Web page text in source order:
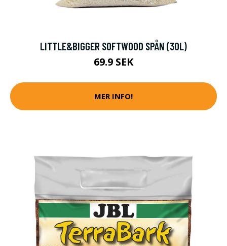
LITTLE&BIGGER SOFTWOOD SPÅN (30L)
69.9 SEK
MER INFO!